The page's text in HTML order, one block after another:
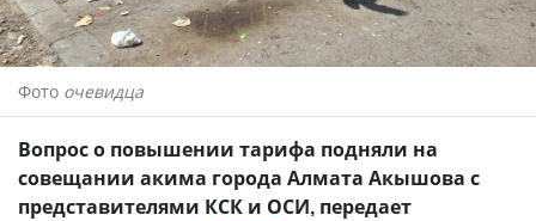
Фото очевидца
Вопрос о повышении тарифа подняли на
совещании акима города Алмата Акышова с
представителями КСК и ОСИ, передает